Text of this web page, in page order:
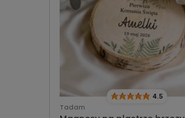
Tadam
4.5